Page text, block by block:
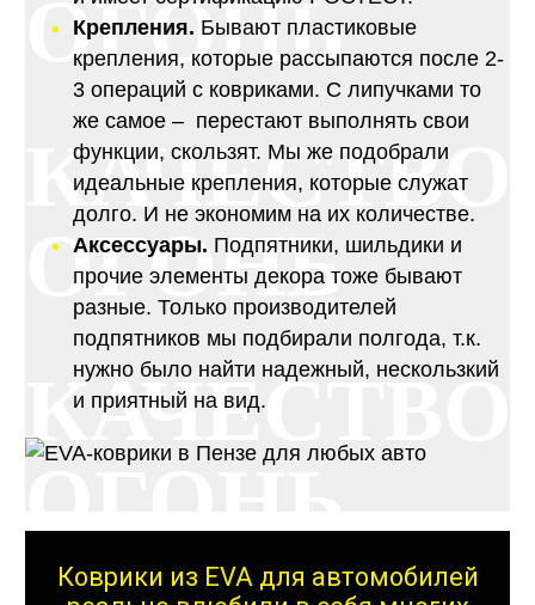
ОГОНЬ
КАЧЕСТВО
ОГОНЬ
КАЧЕСТВО
Крепления. Бывают пластиковые
крепления, которые рассыпаются после 2-
3 операций с ковриками. С липучками то
же самое – перестают выполнять свои
функции, скользят. Мы же подобрали
идеальные крепления, которые служат
долго. И не экономим на их количестве.
Аксессуары. Подпятники, шильдики и
прочие элементы декора тоже бывают
разные. Только производителей
подпятников мы подбирали полгода, т.к.
нужно было найти надежный, нескользкий
и приятный на вид.
Коврики из EVA для автомобилей